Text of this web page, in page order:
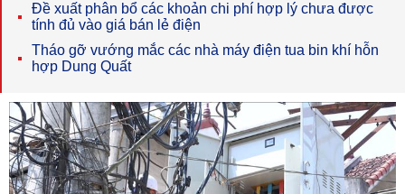
Đề xuất phân bổ các khoản chi phí hợp lý chưa được
tính đủ vào giá bán lẻ điện
Tháo gỡ vướng mắc các nhà máy điện tua bin khí hỗn
hợp Dung Quất